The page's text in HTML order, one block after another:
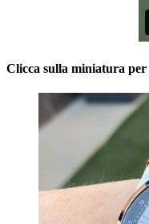
Clicca sulla miniatura